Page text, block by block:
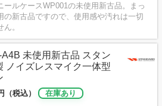
ールケースWP001の未使用新古品。まっ
の新古品ですので、使用感や汚れは一切
。
A4B 未使用新古品 スタン
ノイズレスマイク一体型
（税込）
在庫あり